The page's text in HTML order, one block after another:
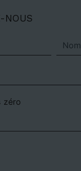
NOUS
zéro